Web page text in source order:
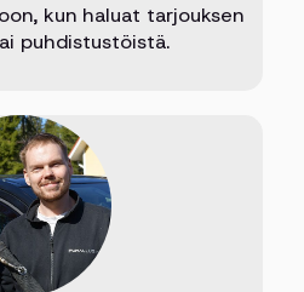
kun haluat tarjouksen
puhdistustöistä.